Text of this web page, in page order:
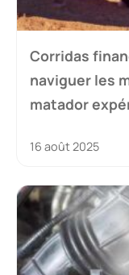
Corridas
naviguer les
matador
16 août 2025